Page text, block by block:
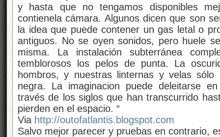
y hasta que no tengamos disponibles
contienela cámara. Algunos dicen que son
la idea que puede contener un gas letal o
antiguos. No se oyen sonidos, pero huele
misma. La instalación subterránea
temblorosos los pelos de punta. La
hombros, y nuestras linternas y velas
negra. La imaginacion puede deleitarse
través de los siglos que han transcurrido
pierden en el espacio. “
Via http://outofatlantis.blogspot.com
Salvo mejor parecer y pruebas en contrario,